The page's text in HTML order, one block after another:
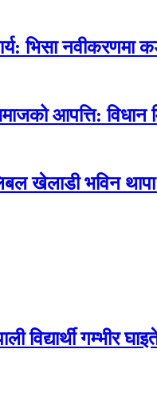
भिसा नवीकरणमा
आपत्ति: विधान
खेलाडी भविन
विद्यार्थी गम्भीर